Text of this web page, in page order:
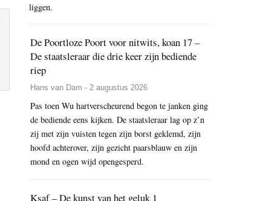
liggen.
De Poortloze Poort voor nitwits, koan 17 –
De staatsleraar die drie keer zijn bediende
riep
Hans van Dam - 2 augustus 2026
Pas toen Wu hartverscheurend begon te janken ging
de bediende eens kijken. De staatsleraar lag op z’n
zij met zijn vuisten tegen zijn borst geklemd, zijn
hoofd achterover, zijn gezicht paarsblauw en zijn
mond en ogen wijd opengesperd.
Ksaf – De kunst van het geluk 1